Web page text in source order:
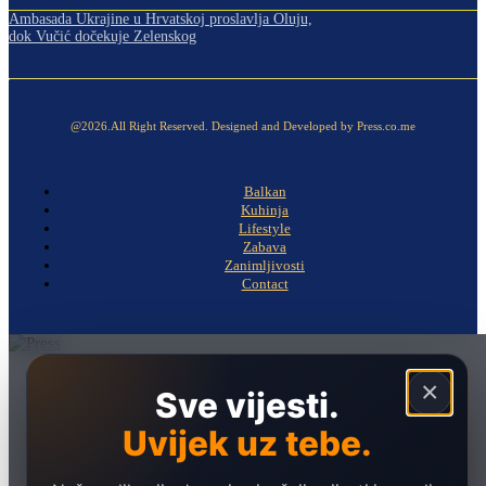
Ambasada Ukrajine u Hrvatskoj proslavlja Oluju,
dok Vučić dočekuje Zelenskog
@2026.All Right Reserved. Designed and Developed by Press.co.me
Balkan
Kuhinja
Lifestyle
Zabava
Zanimljivosti
Contact
×
Sve vijesti.
Uvijek uz tebe.